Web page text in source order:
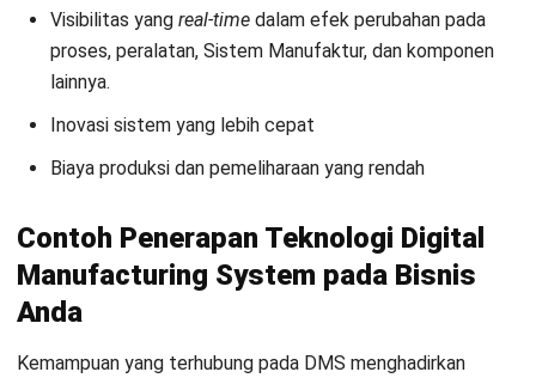
Penerapan-penerapan teknologi DMS ini menciptakan
proses manufaktur yang menggunakan kemampuan
physical,
dengan Operations Technology
Information Technology
Maka dari itu, Anda perlu
menggunakan software manufaktur yang telah terintegrasi
perusahaan Anda.
HashMicro menghadirkan Sistem Manufaktur
Indonesia dengan fitur yang lengkap, serta ada banyak
manfaat yang bisa Anda raih. Dengan menggunakan sistem